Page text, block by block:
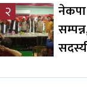
२